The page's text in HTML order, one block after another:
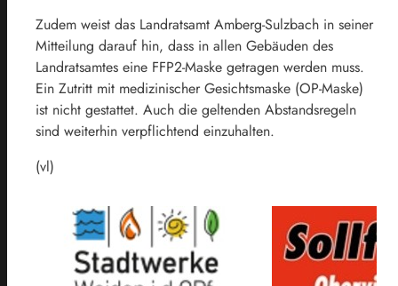
Zudem weist das Landratsamt Amberg-Sulzbach in seiner
Mitteilung darauf hin, dass in allen Gebäuden des
Landratsamtes eine FFP2-Maske getragen werden muss.
Ein Zutritt mit medizinischer Gesichtsmaske (OP-Maske)
ist nicht gestattet. Auch die geltenden Abstandsregeln
sind weiterhin verpflichtend einzuhalten.
(vl)